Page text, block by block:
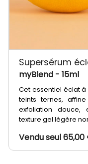
Supersérum
myBlend - 15ml
Cet essentiel éclat à
teints ternes,
exfoliation
texture gel légère non
Vendu seul